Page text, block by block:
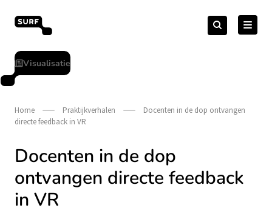
naar
content
Open Online Onderwijs
Zoeken
naar:Zoeken
Visualisatie
Home Praktijkverhalen
Docenten in de dop ontvangen
directe feedback in VR
Docenten in de dop
ontvangen directe feedback
in VR